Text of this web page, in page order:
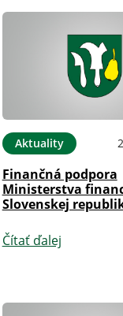
Aktuality
Finančná podpora
Ministerstva
Slovenskej
Čítať ďalej